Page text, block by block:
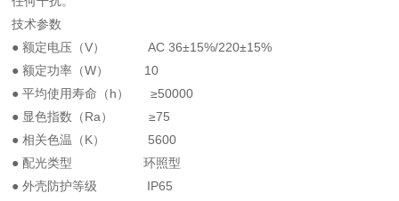
技术参数
● 额定电压（V） AC 36±15%/220±15%
● 额定功率（W） 10
● 平均使用寿命（h） ≥50000
● 显色指数（Ra） ≥75
● 相关色温（K） 5600
● 配光类型 环照型
● 外壳防护等级 IP65